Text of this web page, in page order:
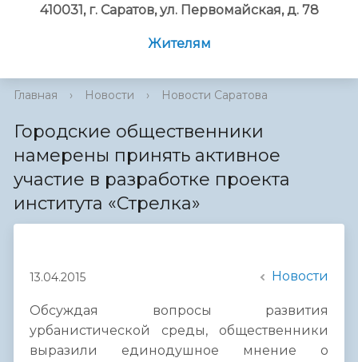
410031, г. Саратов, ул. Первомайская, д. 78
Жителям
Главная › Новости › Новости Саратова
Городские общественники
намерены принять активное
участие в разработке проекта
института «Стрелка»
13.04.2015 Новости
Обсуждая вопросы развития
урбанистической среды, общественники
выразили единодушное мнение о